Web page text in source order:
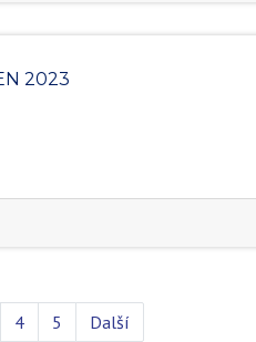
2023
4 5 Další